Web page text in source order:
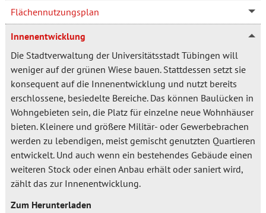
Flächennutzungsplan
Innenentwicklung
Die Stadtverwaltung der Universitätsstadt Tübingen will
weniger auf der grünen Wiese bauen. Stattdessen setzt sie
konsequent auf die Innenentwicklung und nutzt bereits
erschlossene, besiedelte Bereiche. Das können Baulücken in
Wohngebieten sein, die Platz für einzelne neue Wohnhäuser
bieten. Kleinere und größere Militär- oder Gewerbebrachen
werden zu lebendigen, meist gemischt genutzten Quartieren
entwickelt. Und auch wenn ein bestehendes Gebäude einen
weiteren Stock oder einen Anbau erhält oder saniert wird,
zählt das zur Innenentwicklung.
Zum Herunterladen